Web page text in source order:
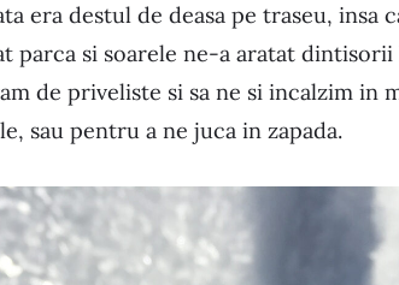
era destul de deasa pe traseu, insa
parca si soarele ne-a aratat
de priveliste si sa ne si incalzim in
sau pentru a ne juca in zapada.